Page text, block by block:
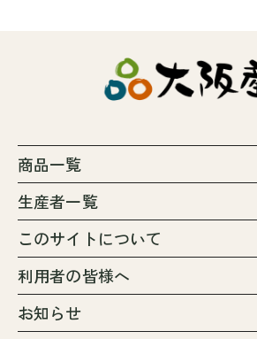
商品一覧
生産者一覧
このサイトについて
利用者の皆様へ
お知らせ